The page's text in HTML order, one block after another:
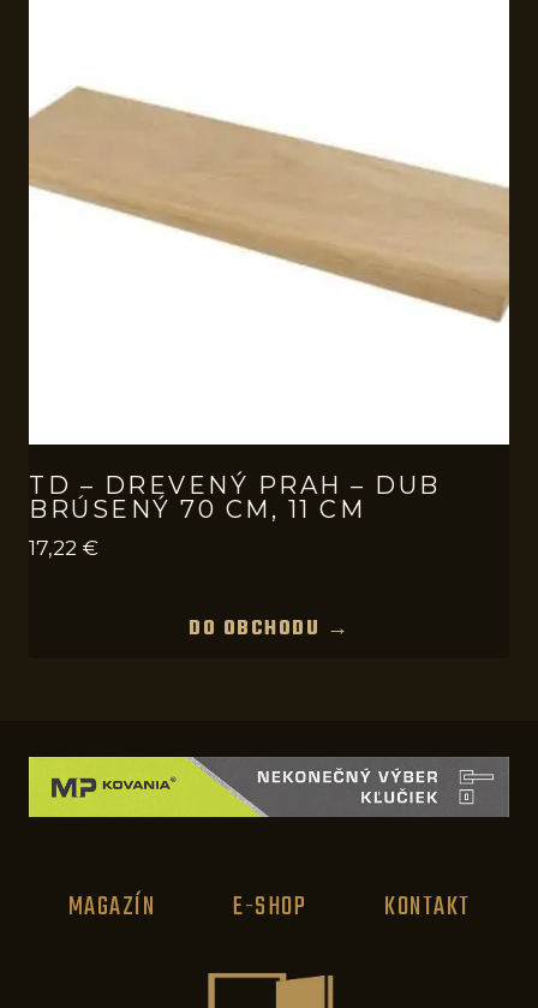
TD – DREVENÝ PRAH – DUB
BRÚSENÝ 70 CM, 11 CM
17,22 €
DO OBCHODU →
MAGAZÍN E-SHOP KONTAKT